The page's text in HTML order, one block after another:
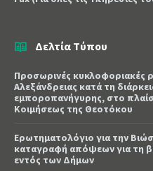
Δελτία Τύπου
Προσωρινές κυκλοφοριακές
Αλεξάνδρειας κατά τη
εμποροπανήγυρης, στο
Κοιμήσεως της Θεοτόκου
Ερωτηματολόγιο για την
καταγραφή απόψεων για τη
εντός των Δήμων